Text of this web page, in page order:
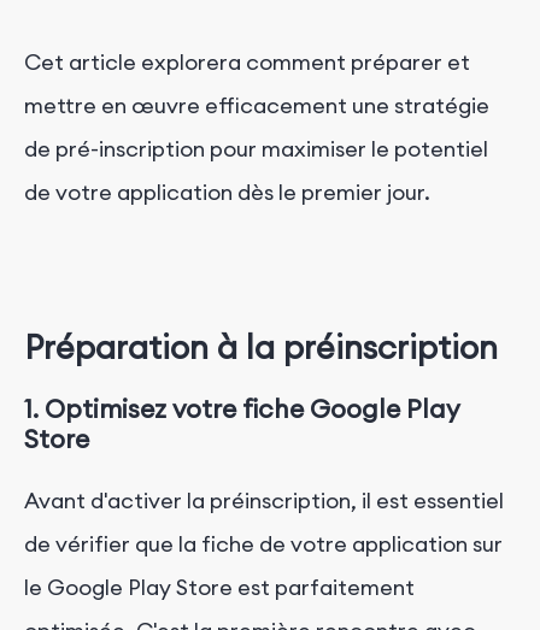
Cet article explorera comment préparer et
mettre en œuvre efficacement une stratégie
de pré-inscription pour maximiser le potentiel
de votre application dès le premier jour.
Préparation à la préinscription
1. Optimisez votre fiche Google Play
Store
Avant d'activer la préinscription, il est essentiel
de vérifier que la fiche de votre application sur
le Google Play Store est parfaitement